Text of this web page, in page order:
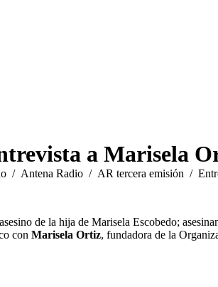
a Marisela
aquí:Antena Radio AR tercera emisión
de la hija de Marisela Escobedo;
con Marisela Ortiz, fundadora de la